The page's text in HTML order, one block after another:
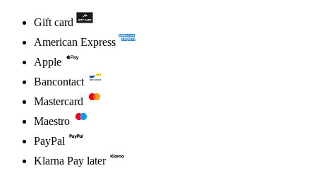
Gift card
American Express
Apple
Bancontact
Mastercard
Maestro
PayPal
Klarna Pay later